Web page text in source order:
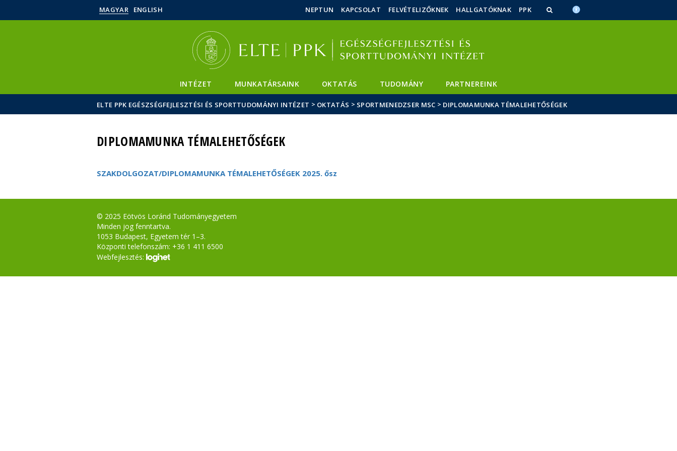
Hírek
Események
ELTE a
MAGYAR ENGLISH NEPTUN KAPCSOLAT FELVÉTELIZŐKNEK HALLGATÓKNAK PPK
INTÉZET MUNKATÁRSAINK OKTATÁS TUDOMÁNY PARTNEREINK
ELTE PPK EGÉSZSÉGFEJLESZTÉSI ÉS SPORTTUDOMÁNYI INTÉZET > OKTATÁS > SPORTMENEDZSER MSC > DIPLOMAMUNKA TÉMALEHETŐSÉGEK
DIPLOMAMUNKA TÉMALEHETŐSÉGEK
SZAKDOLGOZAT/DIPLOMAMUNKA TÉMALEHETŐSÉGEK 2025. ősz
© 2025 Eötvös Loránd Tudományegyetem
Minden jog fenntartva.
1053 Budapest, Egyetem tér 1–3.
Központi telefonszám: +36 1 411 6500
Webfejlesztés: